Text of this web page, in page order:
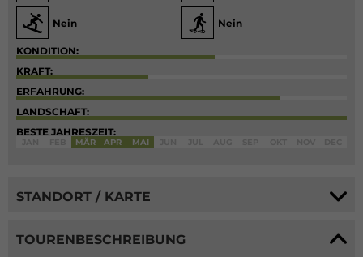
Nein Nein
KONDITION:
KRAFT:
ERFAHRUNG:
LANDSCHAFT:
BESTE JAHRESZEIT:
MÄR APR MAI
STANDORT / KARTE
TOURENBESCHREIBUNG